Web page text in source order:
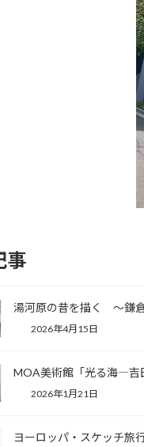
事
湯河原の昔を描く ～鎌
2026年4月15日
MOA美術館「光る海―吉
2026年1月21日
ヨーロッパ・スケッチ旅